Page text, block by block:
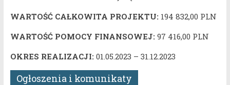
WARTOŚĆ CAŁKOWITA PROJEKTU:194 832,00 PLN
WARTOŚĆ POMOCY FINANSOWEJ: 97 416,00 PLN
OKRES REALIZACJI:01.05.2023 – 31.12.2023
Ogłoszenia i komunikaty